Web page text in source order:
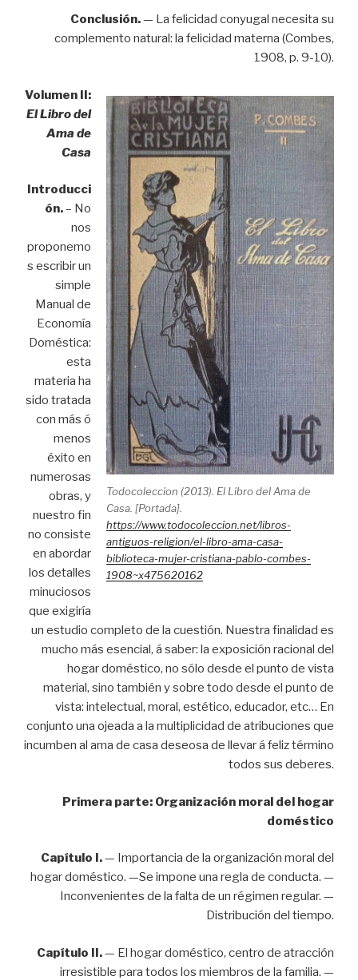
Conclusión.— La felicidad conyugal necesita su
complemento natural: la felicidad materna (Combes,
1908, p. 9-10).
Todocoleccion (2013). El Libro del Ama de
Casa. [Portada].
https://www.todocoleccion.net/libros-
antiguos-religion/el-libro-ama-casa-
biblioteca-mujer-cristiana-pablo-combes-
1908~x475620162
Volumen II:
El Libro del
Ama de
Casa
Introducci
ón.– No
nos
proponemo
s escribir un
simple
Manual de
Economía
Doméstica:
esta
materia ha
sido tratada
con más ó
menos
éxito en
numerosas
obras, y
nuestro fin
no consiste
en abordar
los detalles
minuciosos
que exigiría
un estudio completo de la cuestión. Nuestra finalidad es
mucho más esencial, á saber: la exposición racional del
hogar doméstico, no sólo desde el punto de vista
material, sino también y sobre todo desde el punto de
vista: intelectual, moral, estético, educador, etc… En
conjunto una ojeada a la multiplicidad de atribuciones que
incumben al ama de casa deseosa de llevar á feliz término
todos sus deberes.
Primera parte: Organización moral del hogar
doméstico
Capítulo I.— Importancia de la organización moral del
hogar doméstico. —Se impone una regla de conducta. —
Inconvenientes de la falta de un régimen regular. —
Distribución del tiempo.
Capítulo II.— El hogar doméstico, centro de atracción
irresistible para todos los miembros de la familia. —